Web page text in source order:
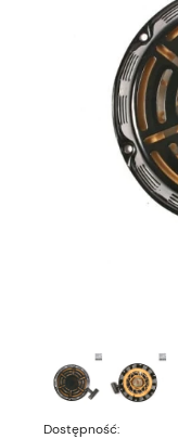
Dostępność: